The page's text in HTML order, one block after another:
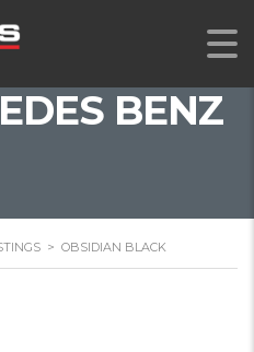
BENZ
> OBSIDIAN BLACK